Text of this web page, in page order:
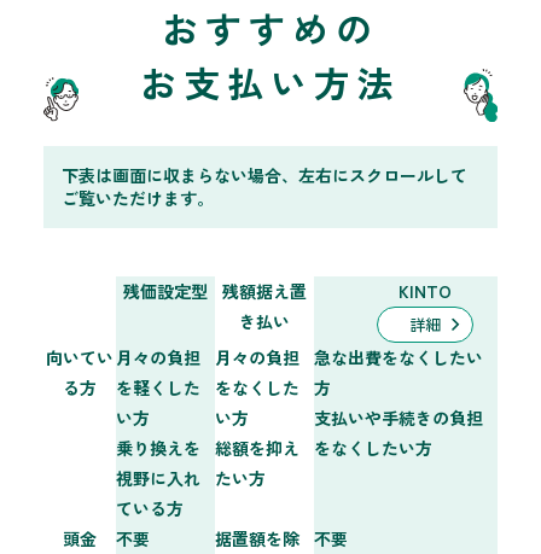
おすすめの
お支払い方法
下表は画面に収まらない場合、左右にスクロールして
ご覧いただけます。
残価設定型
残額据え置
き払い
KINTO
詳細
向いてい
る方
月々の負担
を軽くした
い方
乗り換えを
視野に入れ
ている方
月々の負担
をなくした
い方
総額を抑え
たい方
急な出費をなくしたい
方
支払いや手続きの負担
をなくしたい方
頭金 不要
据置額を除 不要